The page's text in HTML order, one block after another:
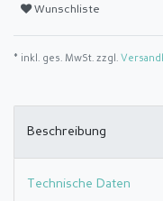
Wunschliste
* inkl. ges. MwSt. zzgl.
Beschreibung
Technische Daten